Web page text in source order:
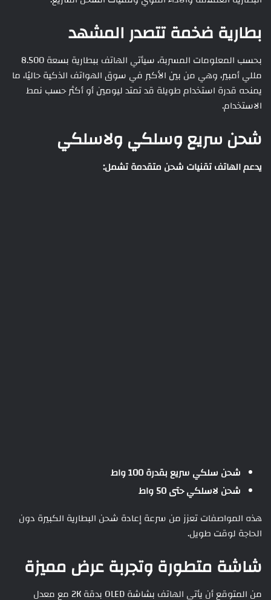
بطارية ضخمة تتصدر المشهد
بحسب المعلومات المسربة، سيأتي الهاتف ببطارية بسعة 8.500
مللي أمبير، وهي من بين الأكبر في سوق الهواتف الذكية حاليًا، ما
يمنحه قدرة استخدام طويلة قد تمتد ليومين أو أكثر حسب نمط
الاستخدام.
شحن سريع وسلكي ولاسلكي
يدعم الهاتف تقنيات شحن متقدمة تشمل:
شحن سلكي سريع بقدرة 100 واط
شحن لاسلكي حتى 50 واط
هذه المواصفات تعزز من سرعة إعادة شحن البطارية الكبيرة دون
الحاجة لوقت طويل.
شاشة متطورة وتجربة عرض مميزة
من المتوقع أن يأتي الهاتف بشاشة OLED بدقة 2K مع معدل